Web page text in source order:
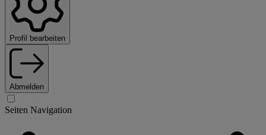
Profil bearbeiten
Abmelden
Seiten Navigation